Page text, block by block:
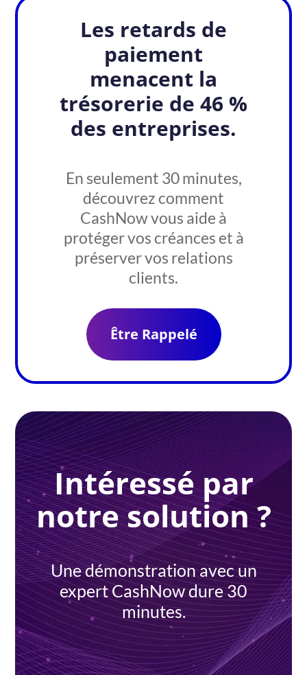
Les retards de
paiement
menacent la
trésorerie de 46 %
des entreprises.
En seulement 30 minutes,
découvrez comment
CashNow vous aide à
protéger vos créances et à
préserver vos relations
clients.
Être Rappelé
Intéressé par
notre solution ?
Une démonstration avec un
expert CashNow dure 30
minutes.